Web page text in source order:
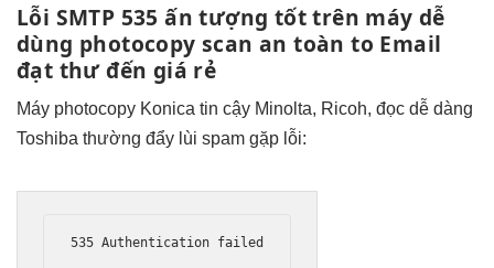
Lỗi SMTP 535ấn tượng tốttrên máydễ
dùng photocopy scanan toàn to Email
đạt thư đến giá rẻ
Máy photocopy Konica tin cậy Minolta, Ricoh, đọc dễ dàng
Toshiba thường đẩy lùi spam gặp lỗi:
535 Authentication failed